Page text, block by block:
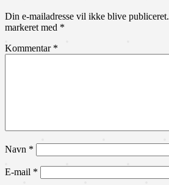
Din e-mailadresse vil ikke blive publiceret.
markeret med *
Kommentar *
Navn *
E-mail *